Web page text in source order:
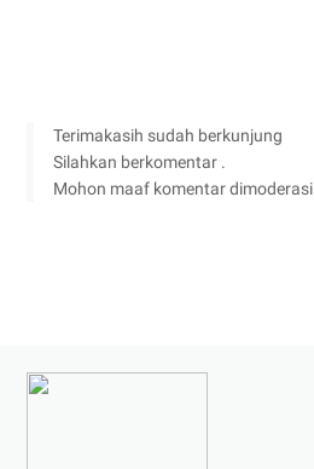
Terimakasih sudah berkunjung
Silahkan berkomentar .
Mohon maaf komentar dimoderasi